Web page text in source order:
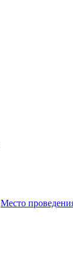
Место